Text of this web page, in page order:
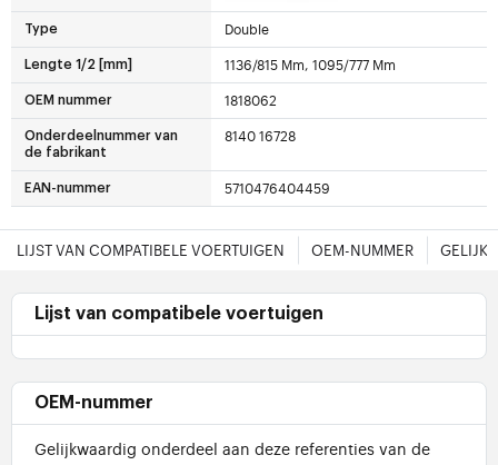
Type Double
Lengte 1/2 [mm] 1136/815 Mm, 1095/777 Mm
OEM nummer 1818062
Onderdeelnummer van
de fabrikant
8140 16728
EAN-nummer 5710476404459
LIJST VAN COMPATIBELE VOERTUIGEN OEM-NUMMER
Lijst van compatibele voertuigen
OEM-nummer
Gelijkwaardig onderdeel aan deze referenties van de